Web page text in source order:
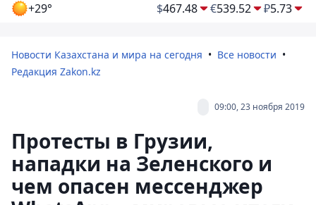
+29° $467.48 €539.52 ₽5.73
Новости Казахстана и мира на сегодня
Все новости
Редакция Zakon.kz
09:00, 23 ноября 2019
Протесты в Грузии,
нападки на Зеленского и
чем опасен мессенджер